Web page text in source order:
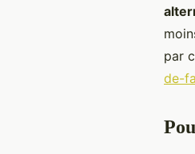
par
de-